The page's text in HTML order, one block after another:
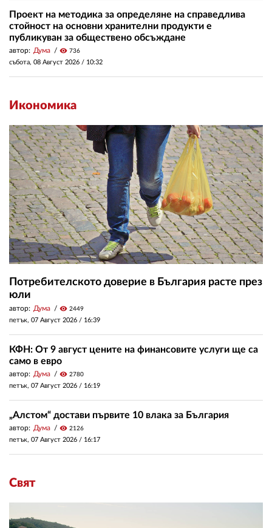
Проект на методика за определяне на справедлива
стойност на основни хранителни продукти е
публикуван за обществено обсъждане
автор: Дума visibility 736
събота, 08 Август 2026 / 10:32
Икономика
Потребителското доверие в България расте през
юли
автор: Дума visibility 2449
петък, 07 Август 2026 / 16:39
КФН: От 9 август цените на финансовите услуги ще са
само в евро
автор: Дума visibility 2780
петък, 07 Август 2026 / 16:19
„Алстом“ достави първите 10 влака за България
автор: Дума visibility 2126
петък, 07 Август 2026 / 16:17
Свят